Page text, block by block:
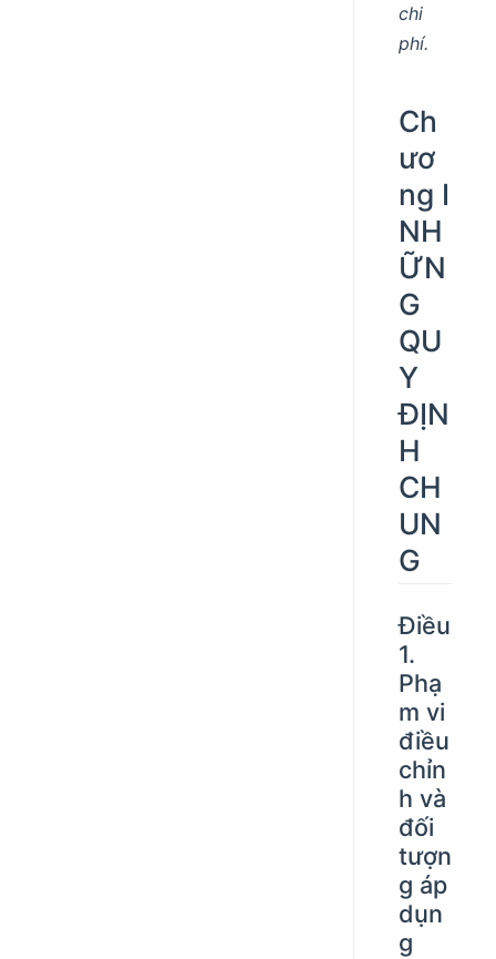
chi
phí.
Ch
ươ
ng I
NH
ỮN
G
QU
Y
ĐỊN
H
CH
UN
G
Điều
1.
Phạ
m vi
điều
chỉn
h và
đối
tượn
g áp
dụn
g